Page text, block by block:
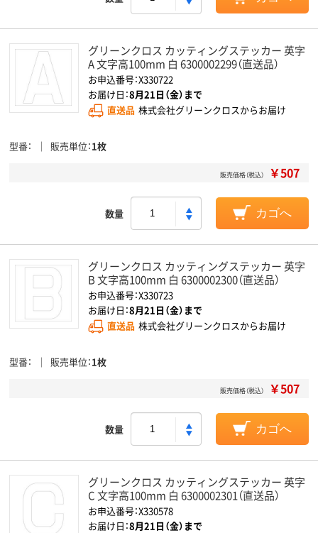
グリーンクロス カッティングステッカー 英字
A 文字高100mm 白 6300002299（直送品）
お申込番号：X330722
お届け日：8月21日（金）まで
直送品 株式会社グリーンクロスからお届け
型番 販売単位 1枚
販売価格（税込） ￥507
数量 カゴへ
グリーンクロス カッティングステッカー 英字
B 文字高100mm 白 6300002300（直送品）
お申込番号：X330723
お届け日：8月21日（金）まで
直送品 株式会社グリーンクロスからお届け
型番 販売単位 1枚
販売価格（税込） ￥507
数量 カゴへ
グリーンクロス カッティングステッカー 英字
C 文字高100mm 白 6300002301（直送品）
お申込番号：X330578
お届け日：8月21日（金）まで